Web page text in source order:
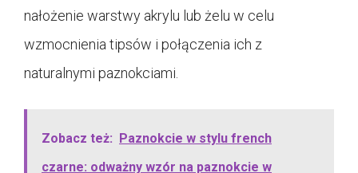
nałożenie warstwy akrylu lub żelu w celu
wzmocnienia tipsów i połączenia ich z
naturalnymi paznokciami.
Zobacz też: Paznokcie w stylu french
czarne: odważny wzór na paznokcie w